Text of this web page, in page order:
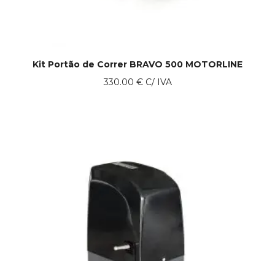
Kit Portão de Correr BRAVO 500 MOTORLINE
330.00 €C/ IVA